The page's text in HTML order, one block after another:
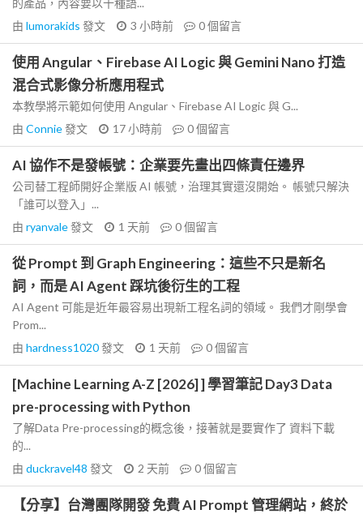
的產品，內容要以十種語...
由 lumorakids 發文 3 小時前 0個留言
使用 Angular、Firebase AI Logic 與 Gemini Nano 打造
混合式影像分析應用程式
本教學將示範如何使用 Angular、Firebase AI Logic 與 G...
由 Connie發文 17 小時前 0個留言
AI 協作不是發帳號：企業要先畫出四條責任邊界
公司替工程師開好企業版 AI 帳號，治理其實還沒開始。 帳號只解決
「誰可以登入」...
由 ryanvale發文 1 天前 0個留言
從 Prompt 到 Graph Engineering：這些不只是新名
詞，而是 AI Agent 踩坑後衍生的工程
AI Agent 可能是近年最容易出現新工程名詞的領域。 我們才剛學會
Prom...
由 hardness1020發文 1 天前 0個留言
[Machine Learning A-Z [2026] ] 學習筆記 Day3 Data
pre-processing with Python
了解Data Pre-processing的概念後，接著就是要實作了 資料下載
的...
由 duckravel48 發文 2 天前 0個留言
【分享】台灣團隊開發 免費 AI Prompt 管理網站，終於